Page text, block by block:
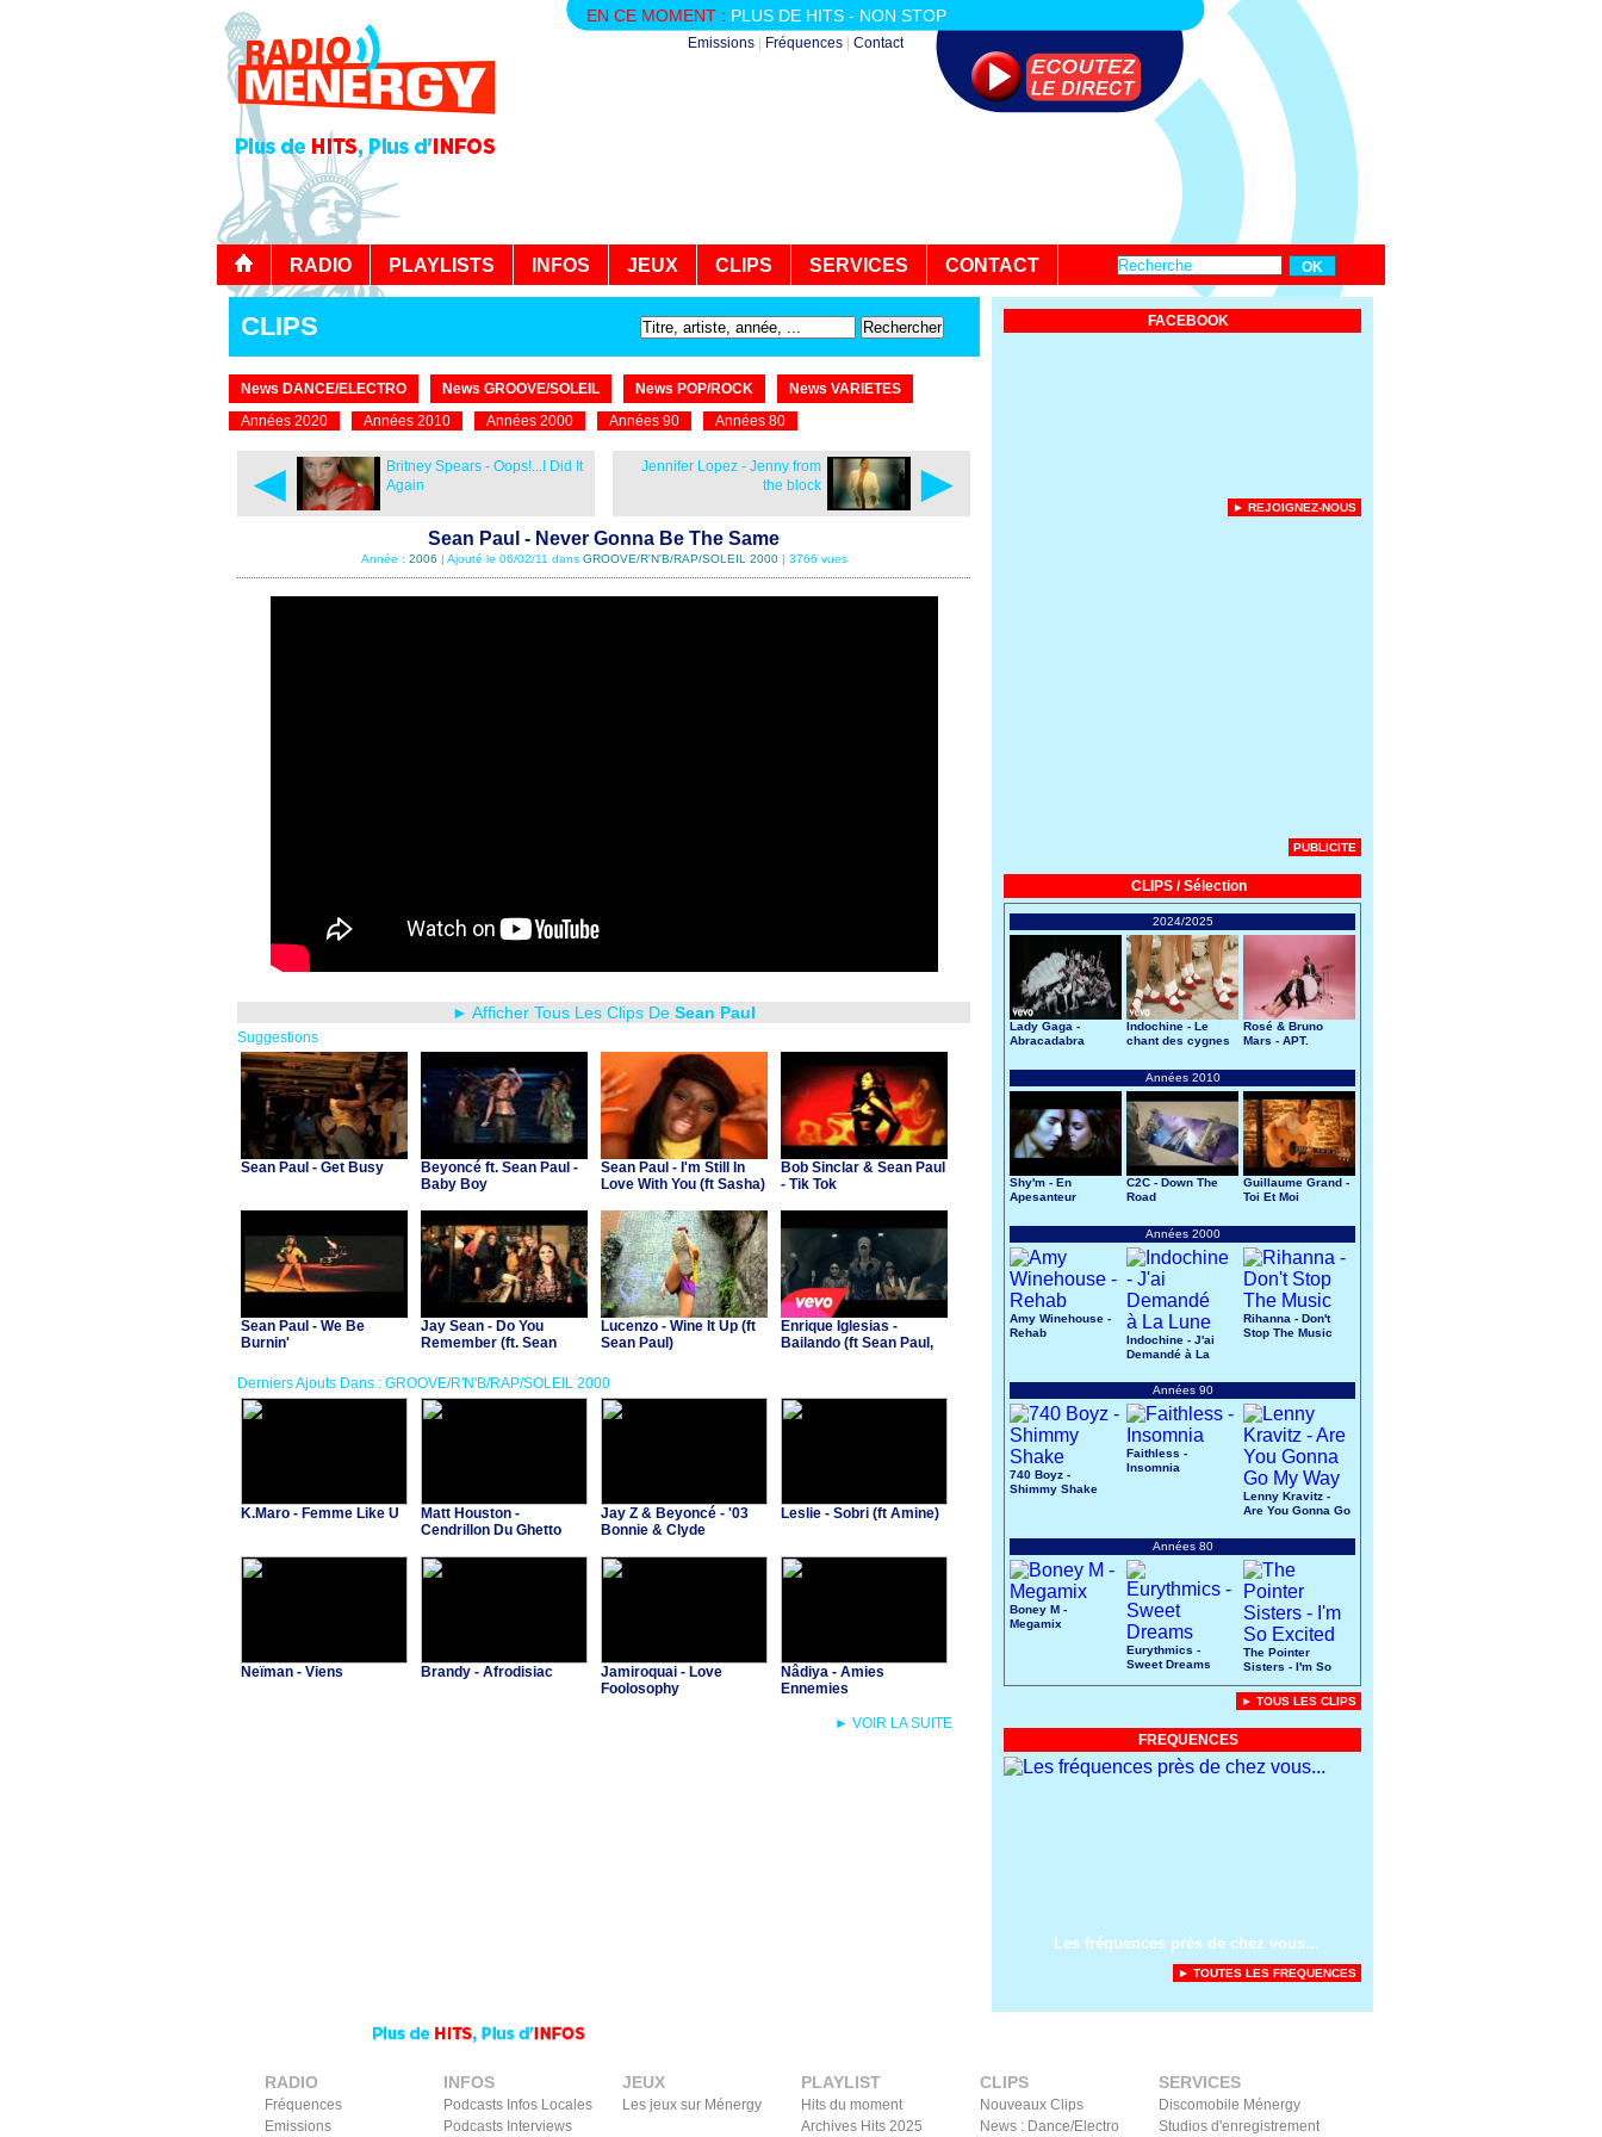
EN CE MOMENT : PLUS DE HITS - NON STOP
Emissions Fréquences Contact
RADIO PLAYLISTS INFOS JEUX CLIPS SERVICES CONTACT
CLIPS
News DANCE/ELECTRO News GROOVE/SOLEIL News POP/ROCK
News VARIETES
Années 2020
Années 2010 Années 2000 Années 90 Années 80
◄
Britney Spears - Oops!...I Did It
Again
►
Jennifer Lopez - Jenny from
the block
Sean Paul - Never Gonna Be The Same
Année : 2006 | Ajouté le 06/02/11 dans GROOVE/R'N'B/RAP/SOLEIL 2000| 3766 vues
► Afficher Tous Les Clips De Sean Paul
Suggestions
Sean Paul - Get Busy
Beyoncé ft. Sean Paul -
Baby Boy
Sean Paul - I'm Still In
Love With You (ft Sasha)
Bob Sinclar & Sean Paul
- Tik Tok
Sean Paul - We Be
Burnin'
Jay Sean - Do You
Remember (ft. Sean
Lucenzo - Wine It Up (ft
Sean Paul)
Enrique Iglesias -
Bailando (ft Sean Paul,
Derniers Ajouts Dans : GROOVE/R'N'B/RAP/SOLEIL 2000
K.Maro - Femme Like U
Matt Houston -
Cendrillon Du Ghetto
Jay Z & Beyoncé - '03
Bonnie & Clyde
Leslie - Sobri (ft Amine)
Neïman - Viens Brandy - Afrodisiac
Jamiroquai - Love
Foolosophy
Nâdiya - Amies
Ennemies
► VOIR LA SUITE
FACEBOOK
► REJOIGNEZ-NOUS
PUBLICITE
CLIPS / Sélection
2024/2025
Lady Gaga -
Abracadabra
Indochine - Le
chant des cygnes
Rosé & Bruno
Mars - APT.
Années 2010
Shy'm - En
Apesanteur
C2C - Down The
Road
Guillaume Grand -
Toi Et Moi
Années 2000
Amy Winehouse -
Rehab
Indochine - J'ai
Demandé à La
Rihanna - Don't
Stop The Music
Années 90
740 Boyz -
Shimmy Shake
Faithless -
Insomnia
Lenny Kravitz -
Are You Gonna Go
Années 80
Boney M -
Megamix
Eurythmics -
Sweet Dreams
The Pointer
Sisters - I'm So
► TOUS LES CLIPS
FREQUENCES
Les fréquences près de chez vous...
► TOUTES LES FREQUENCES
RADIO
Fréquences
Emissions
INFOS
Podcasts Infos Locales
Podcasts Interviews
JEUX
Les jeux sur Ménergy
PLAYLIST
Hits du moment
Archives Hits 2025
CLIPS
Nouveaux Clips
News : Dance/Electro
SERVICES
Discomobile Ménergy
Studios d'enregistrement